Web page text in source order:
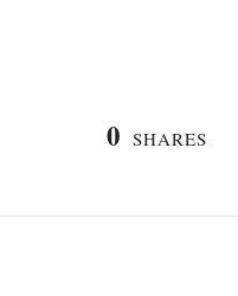
0 SHARES